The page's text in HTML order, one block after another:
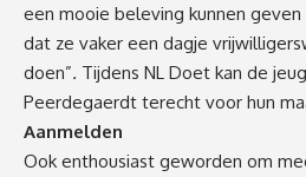
een mooie beleving kunnen
dat ze vaker een dagje
doen”. Tijdens NL Doet kan de
Peerdegaerdt terecht voor hun
Aanmelden
Ook enthousiast geworden om